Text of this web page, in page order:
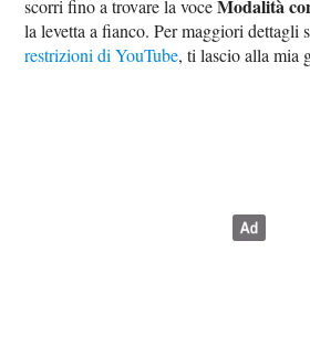
scorri fino a trovare la voceModalità
la levetta a fianco. Per maggiori dettagli
restrizioni di YouTube, ti lascio alla mia